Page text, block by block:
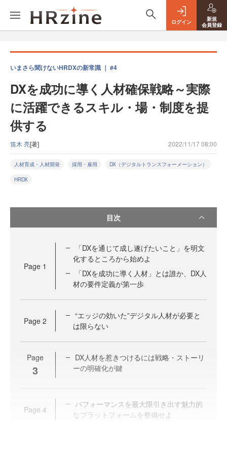
ログイン
新規
会員登録
いまさら聞けないHRDXの新常識 ｜ #4
DXを成功に導く人材確保戦略～実際
に活躍できるスキル・場・制度を提
供する
笛木 亮[著] 2022/11/17 08:00
人材育成・人材開発 採用・雇用 DX（デジタルトランスフォーメーション）
HRDX
目次
Page 1
「DXを通じて成し遂げたいこと」を明文
化するところから始めよ
「DXを成功に導く人材」とは誰か、DX人
材の要件定義が第一歩
Page 2
“エッジの効いた”デジタル人材が必要と
は限らない
Page
3
DX人材を惹きつけるには戦略・ストーリ
ーの明確化が鍵
Page 4
パフォーマンスを最大限引き出す魅力的
なプラットフォームを整備せよ